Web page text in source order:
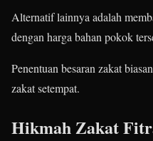
Alternatif lainnya adalah
dengan harga bahan pokok
Penentuan besaran zakat
zakat setempat.
Hikmah Zakat